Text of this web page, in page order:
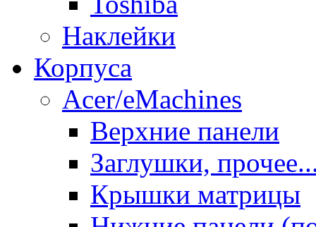
Наклейки
Корпуса
Acer/eMachines
Верхние панели
Заглушки,
Крышки матрицы